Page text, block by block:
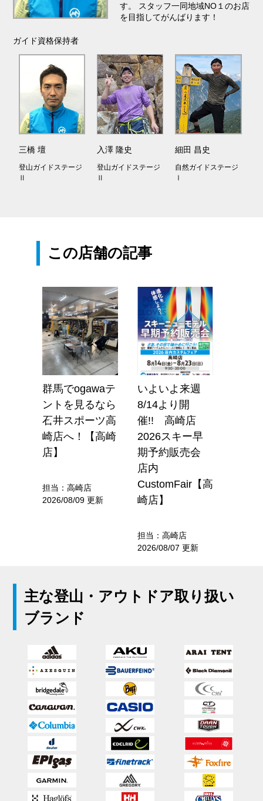
す。 スタッフ一同地域NO１のお店
を目指してがんばります！
ガイド資格保持者
三橋 壇
登山ガイドステージ
Ⅱ
入澤 隆史
登山ガイドステージ
Ⅱ
細田 昌史
自然ガイドステージ
Ⅰ
この店舗の記事
群馬でogawaテ
ントを見るなら
石井スポーツ高
崎店へ！【高崎
店】
担当：高崎店
2026/08/09 更新
いよいよ来週
8/14より開
催!! 高崎店
2026スキー早
期予約販売会
店内
CustomFair【高
崎店】
担当：高崎店
2026/08/07 更新
主な登山・アウトドア取り扱い
ブランド